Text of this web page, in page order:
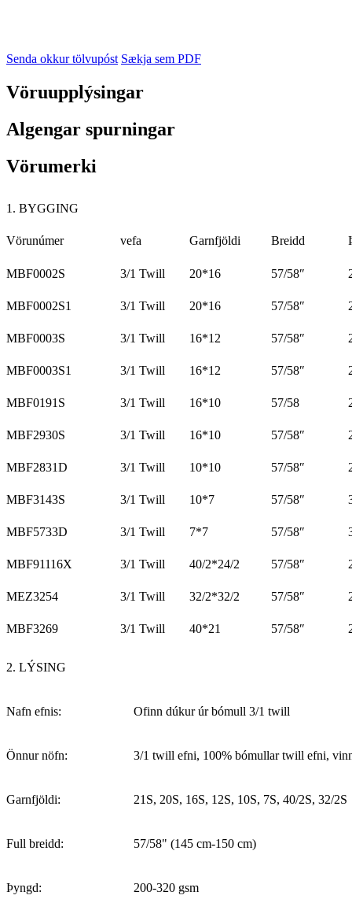
Senda okkur tölvupóst Sækja sem PDF
Vöruupplýsingar
Algengar spurningar
Vörumerki
1. BYGGING
Vörunúmer vefa Garnfjöldi Breidd
MBF0002S 3/1 Twill 20*16 57/58″
MBF0002S1 3/1 Twill 20*16 57/58″
MBF0003S 3/1 Twill 16*12 57/58″
MBF0003S1 3/1 Twill 16*12 57/58″
MBF0191S 3/1 Twill 16*10 57/58
MBF2930S 3/1 Twill 16*10 57/58″
MBF2831D 3/1 Twill 10*10 57/58″
MBF3143S 3/1 Twill 10*7 57/58″
MBF5733D 3/1 Twill 7*7 57/58″
MBF91116X 3/1 Twill 40/2*24/2 57/58″
MEZ3254 3/1 Twill 32/2*32/2 57/58″
MBF3269 3/1 Twill 40*21 57/58″
2. LÝSING
Nafn efnis: Ofinn dúkur úr bómull 3/1 twill
Önnur nöfn: 3/1 twill efni, 100% bómullar twill efni,
Garnfjöldi: 21S, 20S, 16S, 12S, 10S, 7S, 40/2S, 32/2S
Full breidd: 57/58" (145 cm-150 cm)
Þyngd: 200-320 gsm